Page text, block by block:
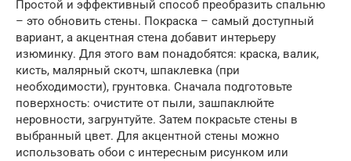
Простой и эффективный способ преобразить спальню
– это обновить стены. Покраска – самый доступный
вариант, а акцентная стена добавит интерьеру
изюминку. Для этого вам понадобятся: краска, валик,
кисть, малярный скотч, шпаклевка (при
необходимости), грунтовка. Сначала подготовьте
поверхность: очистите от пыли, зашпаклюйте
неровности, загрунтуйте. Затем покрасьте стены в
выбранный цвет. Для акцентной стены можно
использовать обои с интересным рисунком или